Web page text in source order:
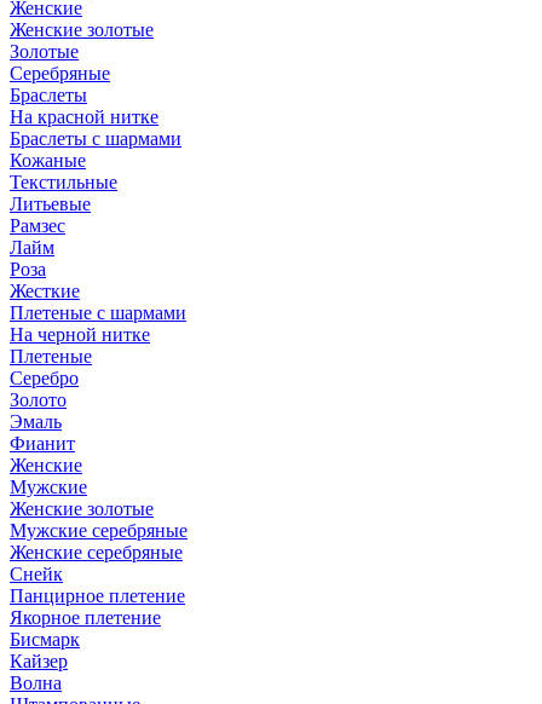
Женские
Женские золотые
Золотые
Серебряные
Браслеты
На красной нитке
Браслеты с шармами
Кожаные
Текстильные
Литьевые
Рамзес
Лайм
Роза
Жесткие
Плетеные с шармами
На черной нитке
Плетеные
Серебро
Золото
Эмаль
Фианит
Женские
Мужские
Женские золотые
Мужские серебряные
Женские серебряные
Снейк
Панцирное плетение
Якорное плетение
Бисмарк
Кайзер
Волна